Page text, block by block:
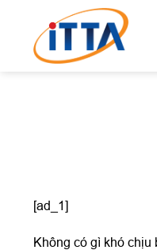
content
[ad_1]
Không có gì khó chịu